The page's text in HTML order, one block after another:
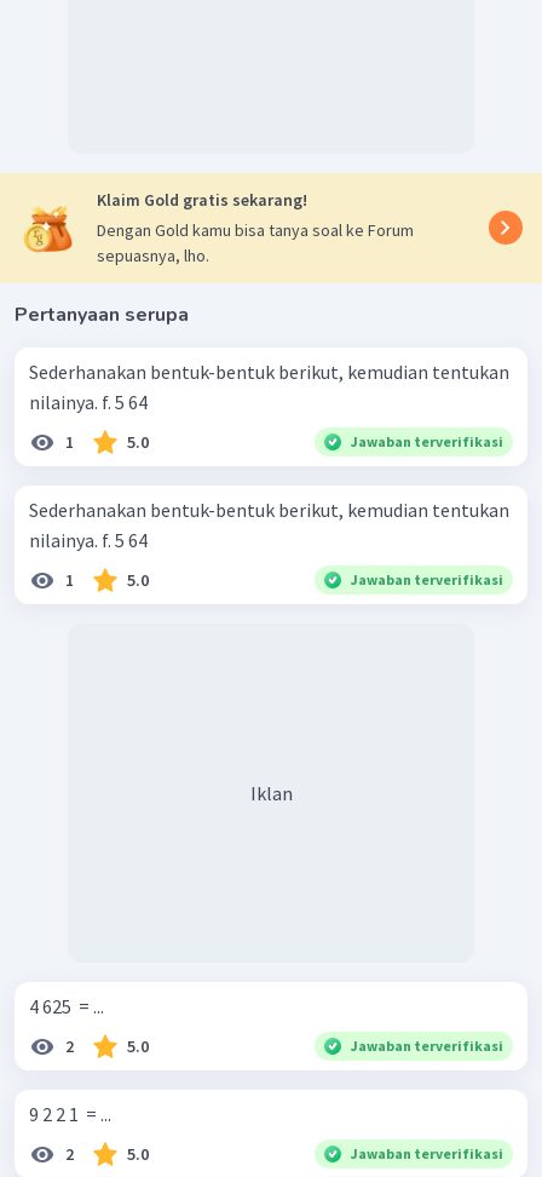
Klaim Gold gratis sekarang!
Dengan Gold kamu bisa tanya soal ke Forum
sepuasnya, lho.
Pertanyaan serupa
Sederhanakan bentuk-bentuk berikut, kemudian tentukan
nilainya. f. 5 64 ​
1 5.0 Jawaban terverifikasi
Sederhanakan bentuk-bentuk berikut, kemudian tentukan
nilainya. f. 5 64 ​
1 5.0 Jawaban terverifikasi
Iklan
4 625 ​ = ...
2 5.0 Jawaban terverifikasi
9 2 2 1 ​ = ...
2 5.0 Jawaban terverifikasi